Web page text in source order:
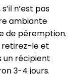
n’est pas
ambiante
de péremption.
retirez-le et
un récipient
3-4 jours.